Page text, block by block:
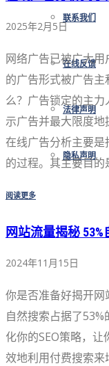
联系我们
在线反馈
法律声明
隐私声明
2025年2月5日
网络广告已被广大
的广告形式被广告
么？广告锁定的主
示广告并最大限度
在线广告分析主要
的过程。其主要目
阅读更多
网站流量揭秘 53%
2024年11月15日
你是否准备好揭开网
自然搜索占据了
化你的SEO策略，
效地利用付费搜索